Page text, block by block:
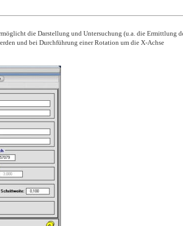
die Darstellung und Untersuchung (u.a. die Ermittlung
und bei Durchführung einer Rotation um die X-Achse